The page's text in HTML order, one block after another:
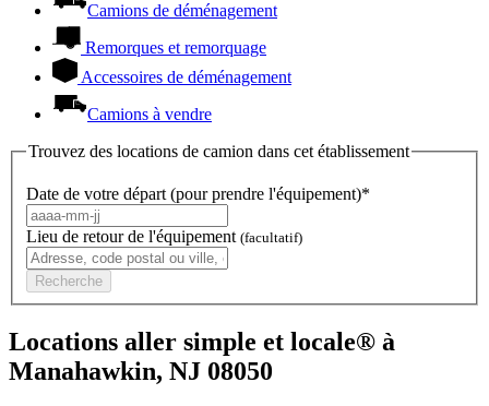
Camions de déménagement
Remorques et remorquage
Accessoires de déménagement
Camions à vendre
Trouvez des locations de camion dans cet établissement
Date de votre départ (pour prendre l'équipement)*
Lieu de retour de l'équipement (facultatif)
Recherche
Locations aller simple et locale® à
Manahawkin, NJ 08050